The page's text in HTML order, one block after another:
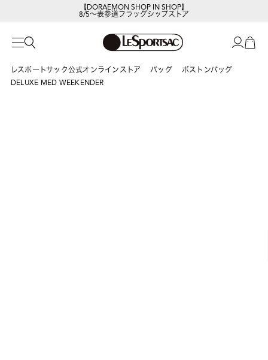
【DORAEMON SHOP IN SHOP】
8/5～表参道フラッグシップストア
レスポートサック公式オンラインストア バッグ
ボストンバッグ
DELUXE MED WEEKENDER